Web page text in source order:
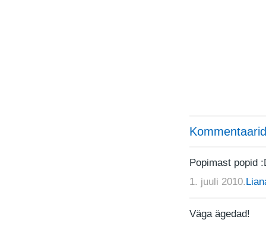
Popimast popid
1. juuli 2010.
Väga ägedad!